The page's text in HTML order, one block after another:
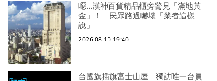
噁…漢神百貨精品櫃旁驚見「滿地黃
金」！ 民眾路過嚇壞「業者這樣
說」
2026.08.10 19:40
台國旗插旗富士山屋 獨訪唯一台員